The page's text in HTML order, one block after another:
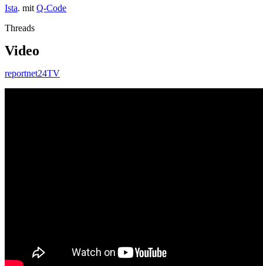
Ista. mit Q-Code
Threads
Video
reportnet24TV